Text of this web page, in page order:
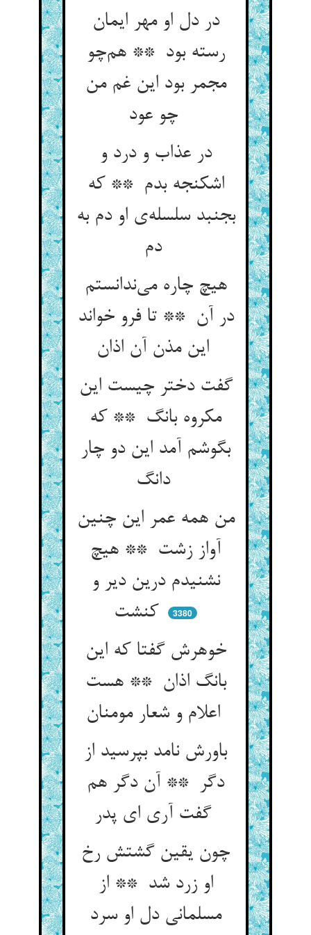
در دل او مهر ایمان
رسته بود ** هم‌چو
مجمر بود این غم من
چو عود
در عذاب و درد و
اشکنجه بدم ** که
بجنبد سلسله‌ی او دم به
دم
هیچ چاره می‌ندانستم
در آن ** تا فرو خواند
گفت دختر چیست این
مکروه بانگ ** که
بگوشم آمد این دو چار
دانگ
من همه عمر این چنین
آواز زشت ** هیچ
نشنیدم درین دیر و
3380
خوهرش گفتا که این
بانگ اذان ** هست
اعلام و شعار مومنان
باورش نامد بپرسید از
دگر ** آن دگر هم
گفت آری ای پدر
چون یقین گشتش رخ
او زرد شد ** از
مسلمانی دل او سرد